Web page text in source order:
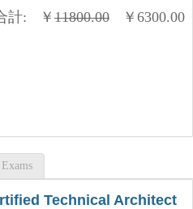
計: ￥ 11800.00 ￥ 6300.00
Exams
Technical Architect